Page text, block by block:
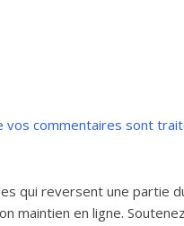
vos commentaires sont
qui reversent une partie
en ligne.